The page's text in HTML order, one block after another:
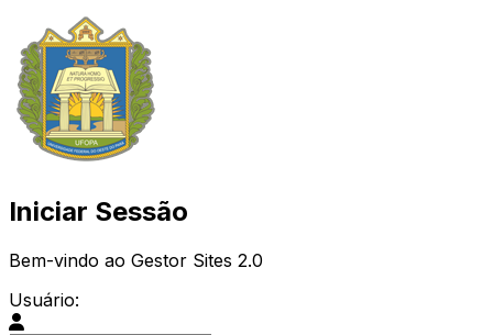
Iniciar Sessão
Bem-vindo ao Gestor Sites 2.0
Usuário: